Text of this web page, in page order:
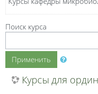
Поиск курса
Применить
Курсы для